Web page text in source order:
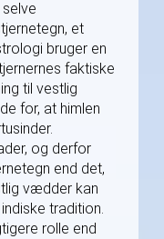
et
bruger en
faktiske
til vestlig
for, at himlen
og derfor
end det,
vædder kan
tradition.
rolle end